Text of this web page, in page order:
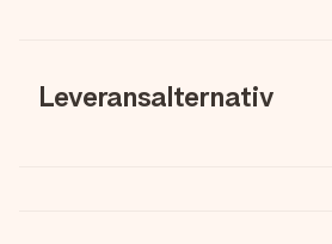
Leveransalternativ